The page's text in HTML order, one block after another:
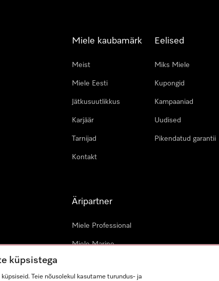
Miele kaubamärk
Meist
Miele Eesti
Jätkusuutlikkus
Karjäär
Tarnijad
Kontakt
Eelised
Miks Miele
Kupongid
Kampaaniad
Uudised
Pikendatud garantii
Äripartner
Miele Professional
Miele Marine
küpsistega
Teie nõusolekul kasutame turundus- ja